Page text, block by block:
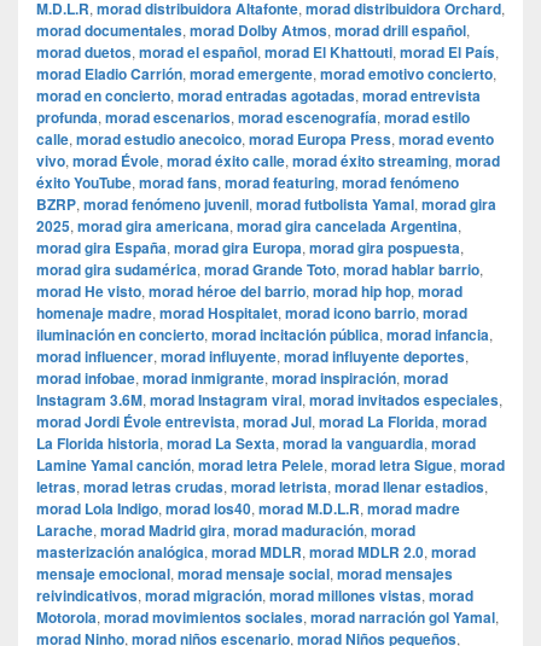
M.D.L.R, morad distribuidora Altafonte, morad distribuidora Orchard,
morad documentales, morad Dolby Atmos, morad drill español,
morad duetos, morad el español, morad El Khattouti, morad El País,
morad Eladio Carrión, morad emergente, morad emotivo concierto,
morad en concierto, morad entradas agotadas, morad entrevista
profunda, morad escenarios, morad escenografía, morad estilo
calle, morad estudio anecoico, morad Europa Press, morad evento
vivo, morad Évole, morad éxito calle, morad éxito streaming, morad
éxito YouTube, morad fans, morad featuring, morad fenómeno
BZRP, morad fenómeno juvenil, morad futbolista Yamal, morad gira
2025, morad gira americana, morad gira cancelada Argentina,
morad gira España, morad gira Europa, morad gira pospuesta,
morad gira sudamérica, morad Grande Toto, morad hablar barrio,
morad He visto, morad héroe del barrio, morad hip hop, morad
homenaje madre, morad Hospitalet, morad icono barrio, morad
iluminación en concierto, morad incitación pública, morad infancia,
morad influencer, morad influyente, morad influyente deportes,
morad infobae, morad inmigrante, morad inspiración, morad
Instagram 3.6M, morad Instagram viral, morad invitados especiales,
morad Jordi Évole entrevista, morad Jul, morad La Florida, morad
La Florida historia, morad La Sexta, morad la vanguardia, morad
Lamine Yamal canción, morad letra Pelele, morad letra Sigue, morad
letras, morad letras crudas, morad letrista, morad llenar estadios,
morad Lola Indigo, morad los40, morad M.D.L.R, morad madre
Larache, morad Madrid gira, morad maduración, morad
masterización analógica, morad MDLR, morad MDLR 2.0, morad
mensaje emocional, morad mensaje social, morad mensajes
reivindicativos, morad migración, morad millones vistas, morad
Motorola, morad movimientos sociales, morad narración gol Yamal,
morad Ninho, morad niños escenario, morad Niños pequeños,